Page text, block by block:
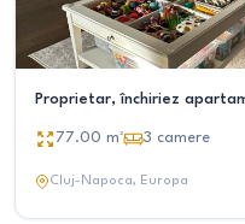
Proprietar, închiriez
77.00 m² 3 camere
Cluj-Napoca, Europa